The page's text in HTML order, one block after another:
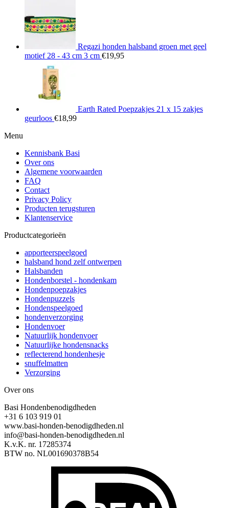
Regazi honden halsband groen met geel
motief 28 - 43 cm 3 cm €19,95
Earth Rated Poepzakjes 21 x 15 zakjes
geurloos €18,99
Menu
Kennisbank Basi
Over ons
Algemene voorwaarden
FAQ
Contact
Privacy Policy
Producten terugsturen
Klantenservice
Productcategorieën
apporteerspeelgoed
halsband hond zelf ontwerpen
Halsbanden
Hondenborstel - hondenkam
Hondenpoepzakjes
Hondenpuzzels
Hondenspeelgoed
hondenverzorging
Hondenvoer
Natuurlijk hondenvoer
Natuurlijke hondensnacks
reflecterend hondenhesje
snuffelmatten
Verzorging
Over ons
Basi Hondenbenodigdheden
+31 6 103 919 01
www.basi-honden-benodigdheden.nl
info@basi-honden-benodigdheden.nl
K.v.K. nr. 17285374
BTW no. NL001690378B54